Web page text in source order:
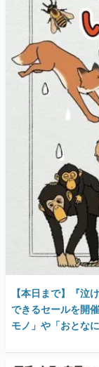
ゲ
「
の
イ
カテゴ
特集記事
マンガ
女性向け
アプリレビュー
その他
電ファミニコゲ
【本日まで】『泣
できるセールを開
モノ」や「おとな